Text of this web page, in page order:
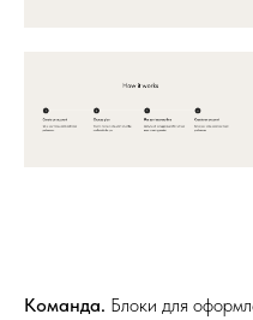
Команда. Блоки для